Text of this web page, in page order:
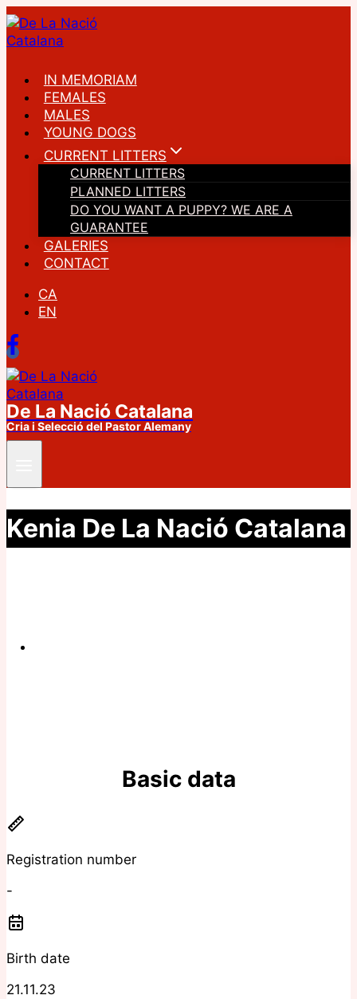
Skip
to
content
IN MEMORIAM
FEMALES
MALES
YOUNG DOGS
CURRENT LITTERS
CURRENT LITTERS
PLANNED LITTERS
DO YOU WANT A PUPPY? WE ARE A
GUARANTEE
GALERIES
CONTACT
CA
EN
De La Nació Catalana
Cria i Selecció del Pastor Alemany
Kenia De La Nació Catalana
Basic data
Registration number
-
Birth date
21.11.23